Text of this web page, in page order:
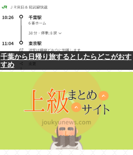
千葉から日帰り旅するとしたらどこがおす
すめ